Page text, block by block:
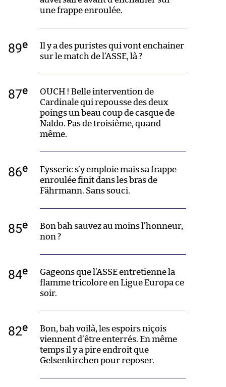
une frappe enroulée.
89e
Il y a des puristes qui vont enchainer
sur le match de l’ASSE, là ?
87e
OUCH ! Belle intervention de
Cardinale qui repousse des deux
poings un beau coup de casque de
Naldo. Pas de troisième, quand
même.
86e
Eysseric s’y emploie mais sa frappe
enroulée finit dans les bras de
Fährmann. Sans souci.
85e
Bon bah sauvez au moins l’honneur,
non ?
84e
Gageons que l’ASSE entretienne la
flamme tricolore en Ligue Europa ce
soir.
82e
Bon, bah voilà, les espoirs niçois
viennent d’être enterrés. En même
temps il y a pire endroit que
Gelsenkirchen pour reposer.